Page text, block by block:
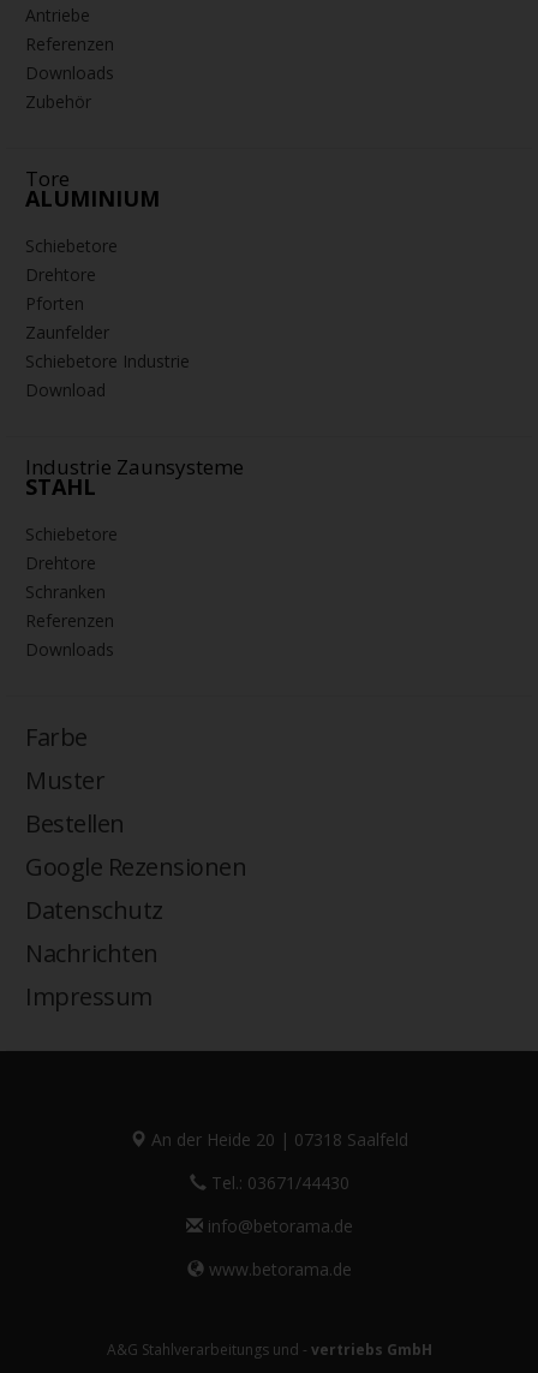
Antriebe
Referenzen
Downloads
Zubehör
Tore
ALUMINIUM
Schiebetore
Drehtore
Pforten
Zaunfelder
Schiebetore Industrie
Download
Industrie Zaunsysteme
STAHL
Schiebetore
Drehtore
Schranken
Referenzen
Downloads
Farbe
Muster
Bestellen
Google Rezensionen
Datenschutz
Nachrichten
Impressum
An der Heide 20 | 07318 Saalfeld
Tel.: 03671/44430
info@betorama.de
www.betorama.de
A&G Stahlverarbeitungs und - vertriebs GmbH